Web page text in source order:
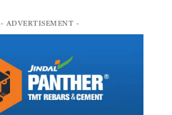
- ADVERTISEMENT -